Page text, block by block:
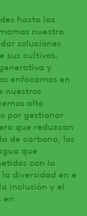
hasta las
nuestro
soluciones
sus cultivos.
y
enfocamos en
nuestros
alto
por gestionar
que reduzcan
de carbono, los
que
con la
diversidad en e
inclusión y el
en